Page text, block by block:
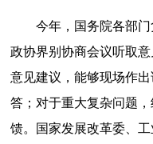
今年，国务院各部
政协界别协商会议听取
意见建议，能够现场作
答；对于重大复杂问题
馈。国家发展改革委、